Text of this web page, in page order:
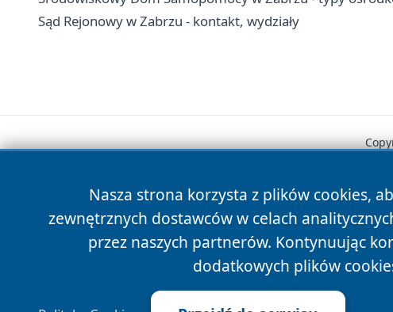
Sąd Rejonowy w Zabrzu - kontakt, wydziały
Nasza strona korzysta z plików cookies,
zewnętrznych dostawców w celach
przez naszych partnerów. Kontynuując
dodatkowych plików
News